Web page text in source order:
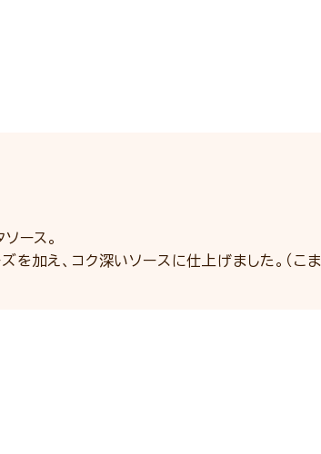
ース。
を加え、コク深いソースに仕上げました。（こ